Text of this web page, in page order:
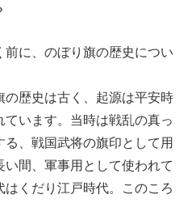
前に、のぼり旗の歴史につい
の歴史は古く、起源は平安時
います。当時は戦乱の真っ
、戦国武将の旗印として用
間、軍事用として使われて
くだり江戸時代。このころ